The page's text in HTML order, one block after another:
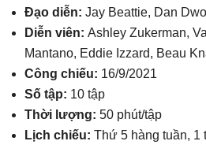
Đạo diễn: Jay Beattie, Dan
Diễn viên: Ashley Zukerman,
Mantano, Eddie Izzard, Beau
Công chiếu: 16/9/2021
Số tập: 10 tập
Thời lượng: 50 phút/tập
Lịch chiếu: Thứ 5 hàng tuần, 1